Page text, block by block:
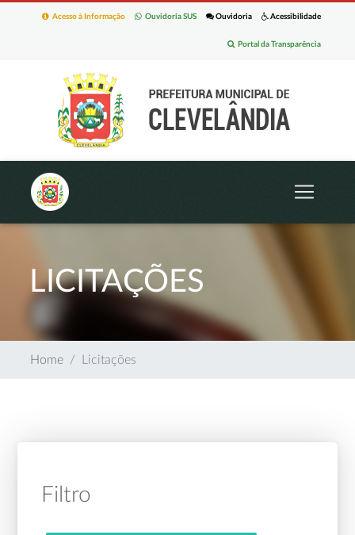
Acessibilidade
Ouvidoria
Ouvidoria SUS
Acesso à Informação
Portal da Transparência
LICITAÇÕES
Home Licitações
Filtro